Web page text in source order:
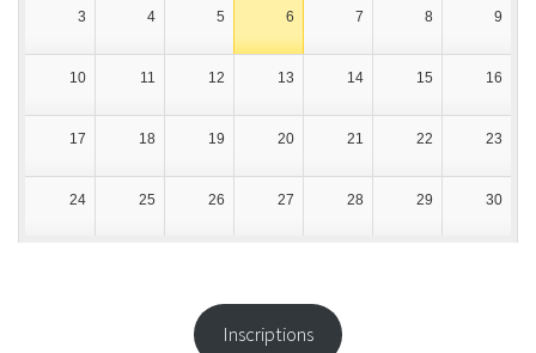
3 4 5 6 7 8 9
10 11 12 13 14 15 16
17 18 19 20 21 22 23
24 25 26 27 28 29 30
Inscriptions